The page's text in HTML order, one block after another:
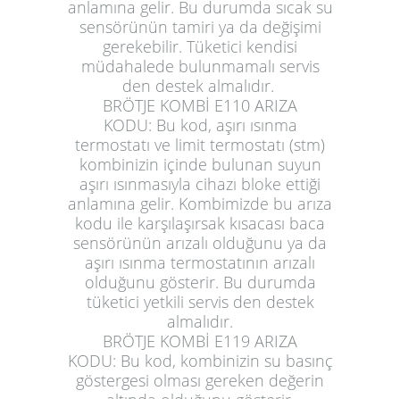
anlamına gelir. Bu durumda sıcak su
sensörünün tamiri ya da değişimi
gerekebilir. Tüketici kendisi
müdahalede bulunmamalı servis
den destek almalıdır.
BRÖTJE KOMBİ E110 ARIZA
KODU: Bu kod, aşırı ısınma
termostatı ve limit termostatı (stm)
kombinizin içinde bulunan suyun
aşırı ısınmasıyla cihazı bloke ettiği
anlamına gelir. Kombimizde bu arıza
kodu ile karşılaşırsak kısacası baca
sensörünün arızalı olduğunu ya da
aşırı ısınma termostatının arızalı
olduğunu gösterir. Bu durumda
tüketici yetkili servis den destek
almalıdır.
BRÖTJE KOMBİ E119 ARIZA
KODU: Bu kod, kombinizin su basınç
göstergesi olması gereken değerin